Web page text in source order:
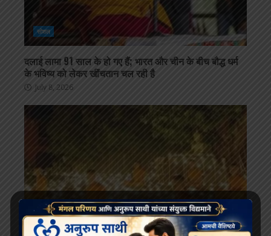
सोशल
दलाई लामा 91 साल के हो गए हैं; भारत और चीन के बीच बौद्ध धर्म
के भविष्य को लेकर खींचतान चल रही है
July 8, 2026